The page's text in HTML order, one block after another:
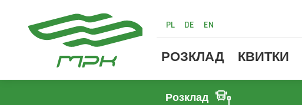
PL DE EN
РОЗКЛАД КВИТКИ
Розклад